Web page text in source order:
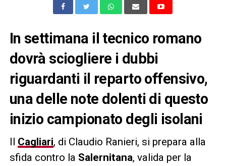
In settimana il tecnico romano
dovrà sciogliere i dubbi
riguardanti il reparto offensivo,
una delle note dolenti di questo
inizio campionato degli isolani
Il Cagliari, di Claudio Ranieri, si prepara alla
sfida contro la Salernitana, valida per la